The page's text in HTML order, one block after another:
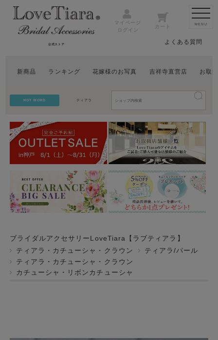
公式ストア
マイページ
ログイン
カート
よくある質問
新商品 ランキング 花嫁様のお写真 吉祥寺直営店 お取
HOT WORD ティアラ
MENU
ブライダルアクセサリーLoveTiara【ラブティアラ】
ティアラ・カチューシャ・クラウン
ティアラ/パール
ティアラ・カチューシャ・クラウン
カチューシャ・リボンカチューシャ